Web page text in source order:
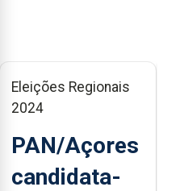
Eleições Regionais
2024
PAN/Açores
candidata-